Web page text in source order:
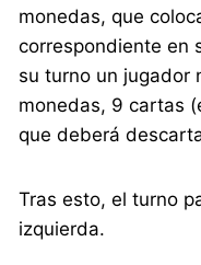
monedas, que
correspondiente en
su turno un jugador
monedas, 9 cartas
que deberá
Tras esto, el turno
izquierda.